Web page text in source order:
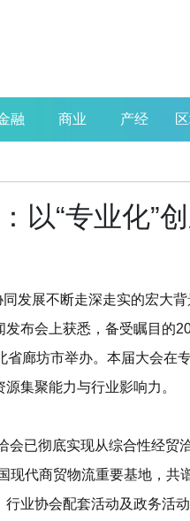
融 商业 产经
以“专业化”
发展不断走深走实的宏大
布会上获悉，备受瞩目的
省廊坊市举办。本届大会在
集聚能力与行业影响力。
会已彻底实现从综合性经
现代商贸物流重要基地，
行业协会配套活动及政务活